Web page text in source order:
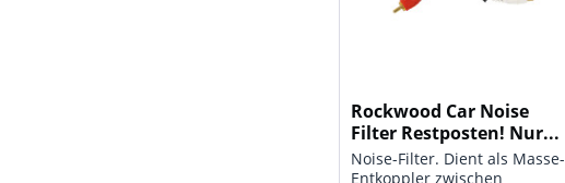
Rockwood Car Noise
Filter Restposten! Nur...
Noise-Filter. Dient als Masse-
Entkoppler zwischen